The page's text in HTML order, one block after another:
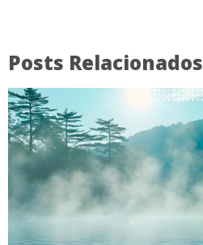
Posts Relacionados